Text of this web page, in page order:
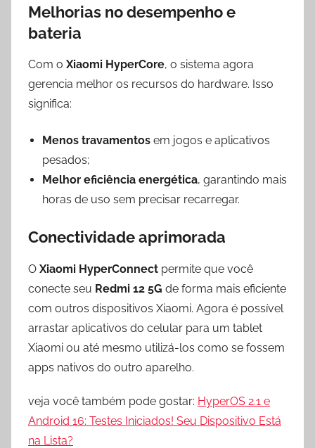
Melhorias no desempenho e
bateria
Com o Xiaomi HyperCore, o sistema agora
gerencia melhor os recursos do hardware. Isso
significa:
Menos travamentos em jogos e aplicativos
pesados;
Melhor eficiência energética, garantindo mais
horas de uso sem precisar recarregar.
Conectividade aprimorada
O Xiaomi HyperConnect permite que você
conecte seu Redmi 12 5G de forma mais eficiente
com outros dispositivos Xiaomi. Agora é possível
arrastar aplicativos do celular para um tablet
Xiaomi ou até mesmo utilizá-los como se fossem
apps nativos do outro aparelho.
veja você também pode gostar: HyperOS 2.1 e
Android 16: Testes Iniciados! Seu Dispositivo Está
na Lista?